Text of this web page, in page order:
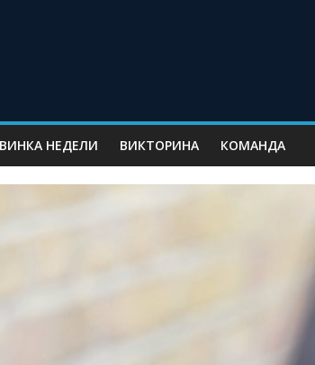
НЕДЕЛИ ВИКТОРИНА КОМАНДА